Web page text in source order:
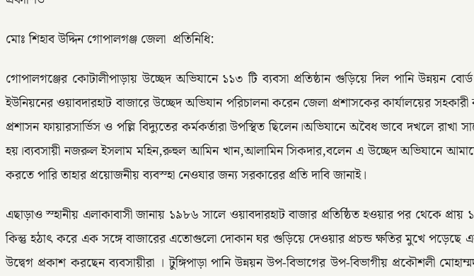
মোঃ শিহাব উদ্দিন গোপালগঞ্জ জেলা প্রতিনিধি:
গোপালগঞ্জের কোটালীপাড়ায় উচ্ছেদ অভিযানে ১১৩ টি ব্যবসা প্রতিষ্ঠান গুড়িয়ে দিল পানি
ইউনিয়নের ওয়াবদারহাট বাজারে উচ্ছেদ অভিযান পরিচালনা করেন জেলা প্রশাসকের কার্যালয়ের
প্রশাসন ফায়ারসার্ভিস ও পল্লি বিদ্যুতের কর্মকর্তারা উপস্থিত ছিলেন।অভিযানে অবৈধ ভাবে দখলে
হয়।ব্যবসায়ী নজরুল ইসলাম মহিন,রুহুল আমিন খান,আলামিন সিকদার,বলেন এ উচ্ছেদ অভিযানে
করতে পারি তাহার প্রয়োজনীয় ব্যবস্হা নেওযার জন্য সরকারের প্রতি দাবি জানাই।
এছাড়াও স্হানীয় এলাকাবাসী জানায় ১৯৮৬ সালে ওয়াবদারহাট বাজার প্রতিষ্ঠিত হওয়ার পর থেকে
কিন্তু হঠাৎ করে এক সঙ্গে বাজারের এতোগুলো দোকান ঘর গুড়িয়ে দেওয়ার প্রচন্ড ক্ষতির মুখে পড়েছে
উদ্বেগ প্রকাশ করছেন ব্যবসায়ীরা । টুঙ্গিপাড়া পানি উন্নয়ন উপ-বিভাগের উপ-বিভাগীয় প্রকৌশলী